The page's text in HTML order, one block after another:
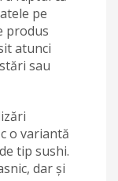
pe
produs
atunci
sau
o variantă
tip sushi.
dar și